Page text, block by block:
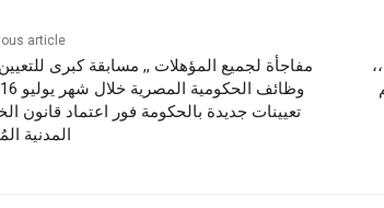
article
مفاجأة لجميع المؤهلات ,, مسابقة كبرى
تعيينات جديدة بالحكومة فور اعتماد قانون
المدنية